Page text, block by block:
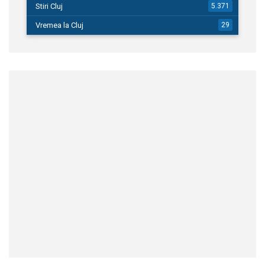
Stiri Cluj 5.371
Vremea la Cluj 29